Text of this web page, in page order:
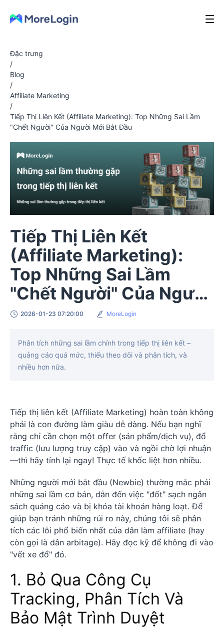
Đặc trưng
/
Blog
/
Affiliate Marketing
/
Tiếp Thị Liên Kết (Affiliate Marketing): Top Những Sai Lầm
"Chết Người" Của Người Mới Bắt Đầu
Tiếp Thị Liên Kết
(Affiliate Marketing):
Top Những Sai Lầm
"Chết Người" Của Người
Mới Bắt Đầu
2026-01-23 07:20:00 MoreLogin
Phân tích những sai lầm chính trong tiếp thị liên kết –
quảng cáo quá mức, thiếu theo dõi và phân tích, và
nhiều hơn nữa.
Tiếp thị liên kết (Affiliate Marketing) hoàn toàn không
phải là con đường làm giàu dễ dàng. Nếu bạn nghĩ
rằng chỉ cần chọn một offer (sản phẩm/dịch vụ), đổ
traffic (lưu lượng truy cập) vào và ngồi chờ lợi nhuận
—thì hãy tỉnh lại ngay! Thực tế khốc liệt hơn nhiều.
Những người mới bắt đầu (Newbie) thường mắc phải
những sai lầm cơ bản, dẫn đến việc "đốt" sạch ngân
sách quảng cáo và bị khóa tài khoản hàng loạt. Để
giúp bạn tránh những rủi ro này, chúng tôi sẽ phân
tích các lỗi phổ biến nhất của dân làm affiliate (hay
còn gọi là dân arbitage). Hãy đọc kỹ để không đi vào
"vết xe đổ" đó.
1. Bỏ Qua Công Cụ
Tracking, Phân Tích Và
Bảo Mật Trình Duyệt